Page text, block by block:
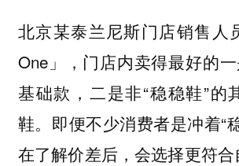
北京某泰兰尼斯门店销售人
One」，门店内卖得最好的一
基础款，二是非“稳稳鞋”的
鞋。即便不少消费者是冲着“
在了解价差后，会选择更符